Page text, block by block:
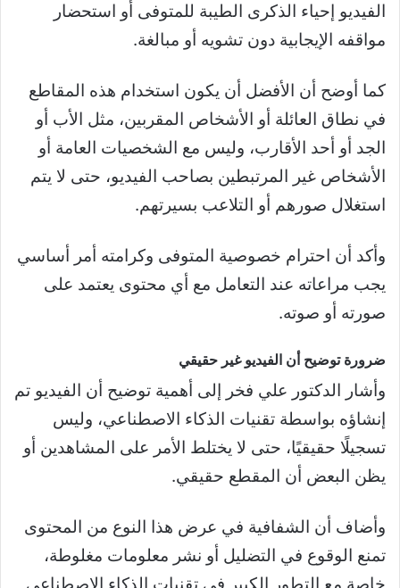
الفيديو إحياء الذكرى الطيبة للمتوفى أو استحضار
مواقفه الإيجابية دون تشويه أو مبالغة.
كما أوضح أن الأفضل أن يكون استخدام هذه المقاطع
في نطاق العائلة أو الأشخاص المقربين، مثل الأب أو
الجد أو أحد الأقارب، وليس مع الشخصيات العامة أو
الأشخاص غير المرتبطين بصاحب الفيديو، حتى لا يتم
استغلال صورهم أو التلاعب بسيرتهم.
وأكد أن احترام خصوصية المتوفى وكرامته أمر أساسي
يجب مراعاته عند التعامل مع أي محتوى يعتمد على
صورته أو صوته.
ضرورة توضيح أن الفيديو غير حقيقي
وأشار الدكتور علي فخر إلى أهمية توضيح أن الفيديو تم
إنشاؤه بواسطة تقنيات الذكاء الاصطناعي، وليس
تسجيلًا حقيقيًا، حتى لا يختلط الأمر على المشاهدين أو
يظن البعض أن المقطع حقيقي.
وأضاف أن الشفافية في عرض هذا النوع من المحتوى
تمنع الوقوع في التضليل أو نشر معلومات مغلوطة،